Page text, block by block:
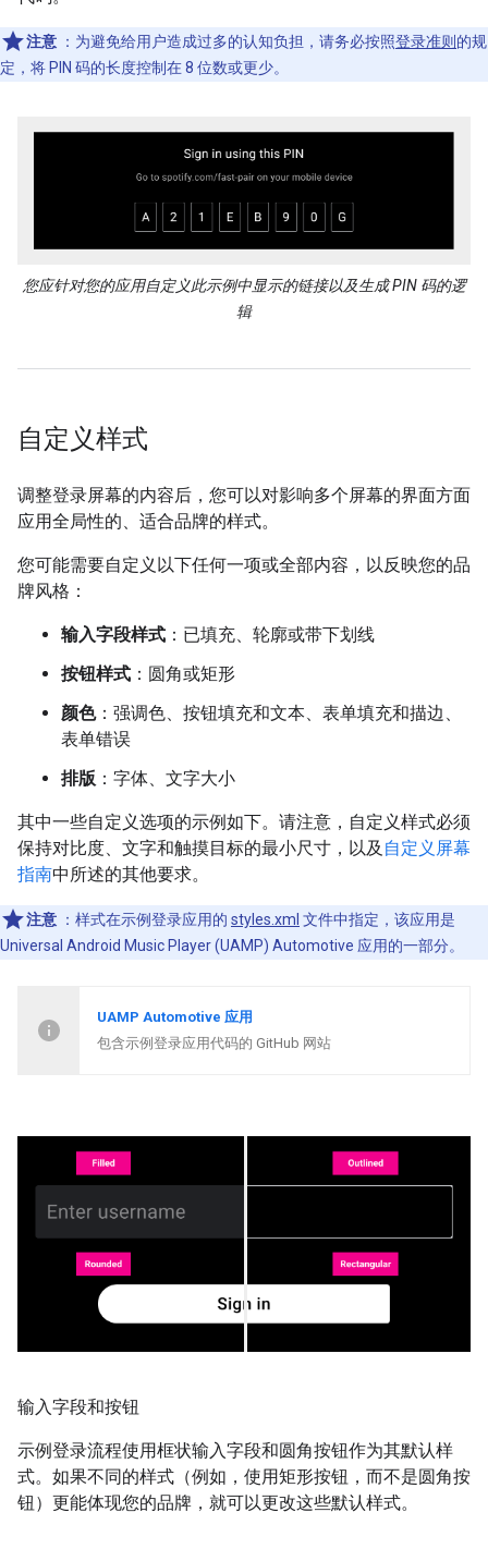
注意 ：为避免给用户造成过多的认知负担，请务必按照登录准则 的规
定，将 PIN 码的长度控制在 8 位数或更少。
您应针对您的应用自定义此示例中显示的链接以及生成 PIN 码的逻
辑
自定义样式
调整登录屏幕的内容后，您可以对影响多个屏幕的界面方面
应用全局性的、适合品牌的样式。
您可能需要自定义以下任何一项或全部内容，以反映您的品
牌风格：
输入字段样式 ：已填充、轮廓或带下划线
按钮样式 ：圆角或矩形
颜色：强调色、按钮填充和文本、表单填充和描边、
表单错误
排版 ：字体、文字大小
其中一些自定义选项的示例如下。请注意，自定义样式必须
保持对比度、文字和触摸目标的最小尺寸，以及 自定义屏幕
指南中所述的其他要求。
注意 ：样式在示例登录应用的 styles.xml 文件中指定，该应用是
Universal Android Music Player (UAMP) Automotive 应用的一部分。
UAMP Automotive 应用
包含示例登录应用代码的 GitHub 网站
输入字段和按钮
示例登录流程使用框状输入字段和圆角按钮作为其默认样
式。如果不同的样式（例如，使用矩形按钮，而不是圆角按
钮）更能体现您的品牌，就可以更改这些默认样式。